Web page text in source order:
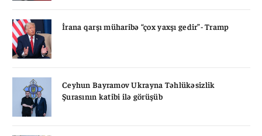
İrana qarşı müharibə “çox yaxşı gedir”- Tramp
Ceyhun Bayramov Ukrayna Təhlükəsizlik
Şurasının katibi ilə görüşüb